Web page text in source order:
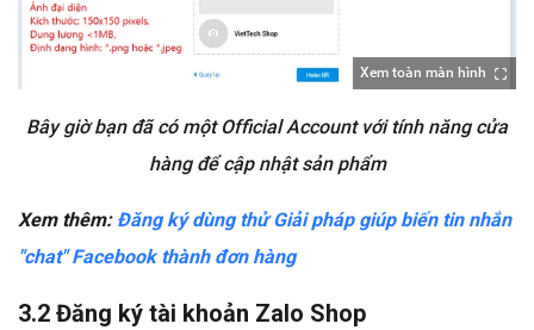
Xem toàn màn hình
Bây giờ bạn đã có một Official Account với tính năng cửa
hàng để cập nhật sản phẩm
Xem thêm: Đăng ký dùng thử Giải pháp giúp biến tin nhắn
"chat" Facebook thành đơn hàng
3.2 Đăng ký tài khoản Zalo Shop